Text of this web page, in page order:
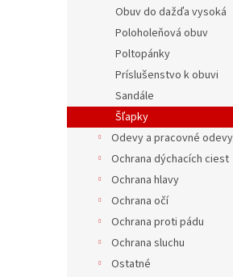
Obuv do dažďa vysoká
Poloholeňová obuv
Poltopánky
Príslušenstvo k obuvi
Sandále
Šľapky
Odevy a pracovné odevy
Ochrana dýchacích ciest
Ochrana hlavy
Ochrana očí
Ochrana proti pádu
Ochrana sluchu
Ostatné